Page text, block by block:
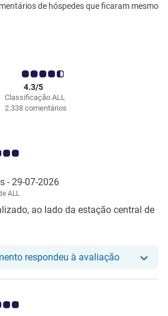
de hóspedes que ficaram mesmo
Classificação ALL
4.3/5
2.338 comentários
Avis 5.0/5
- 29-07-2026
ALL
ao lado da estação central de
respondeu à avaliaçãoO nosso
Avis 5.0/5